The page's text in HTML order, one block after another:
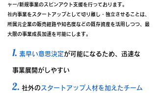
ャー/新規事業のスピンアウト支援を行っております。
社内事業をスタートアップとして切り離し・独立させることは、
所属元企業の販売経路や知名度などの既存資産を活用しつつ、最
大限の事業成長加速を可能にします。
1. 素早い意思決定が可能になるため、迅速な
事業展開がしやすい
2. 社外のスタートアップ人材を加えたチーム